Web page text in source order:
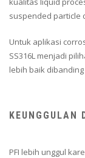
suspended particle
Untuk aplikasi
SS316L menjadi
lebih baik
KEUNGGULAN
PFI lebih unggul